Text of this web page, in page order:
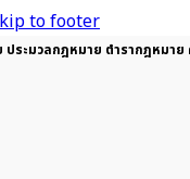
to footer
ระมวลกฎหมาย ตำรากฎหมาย